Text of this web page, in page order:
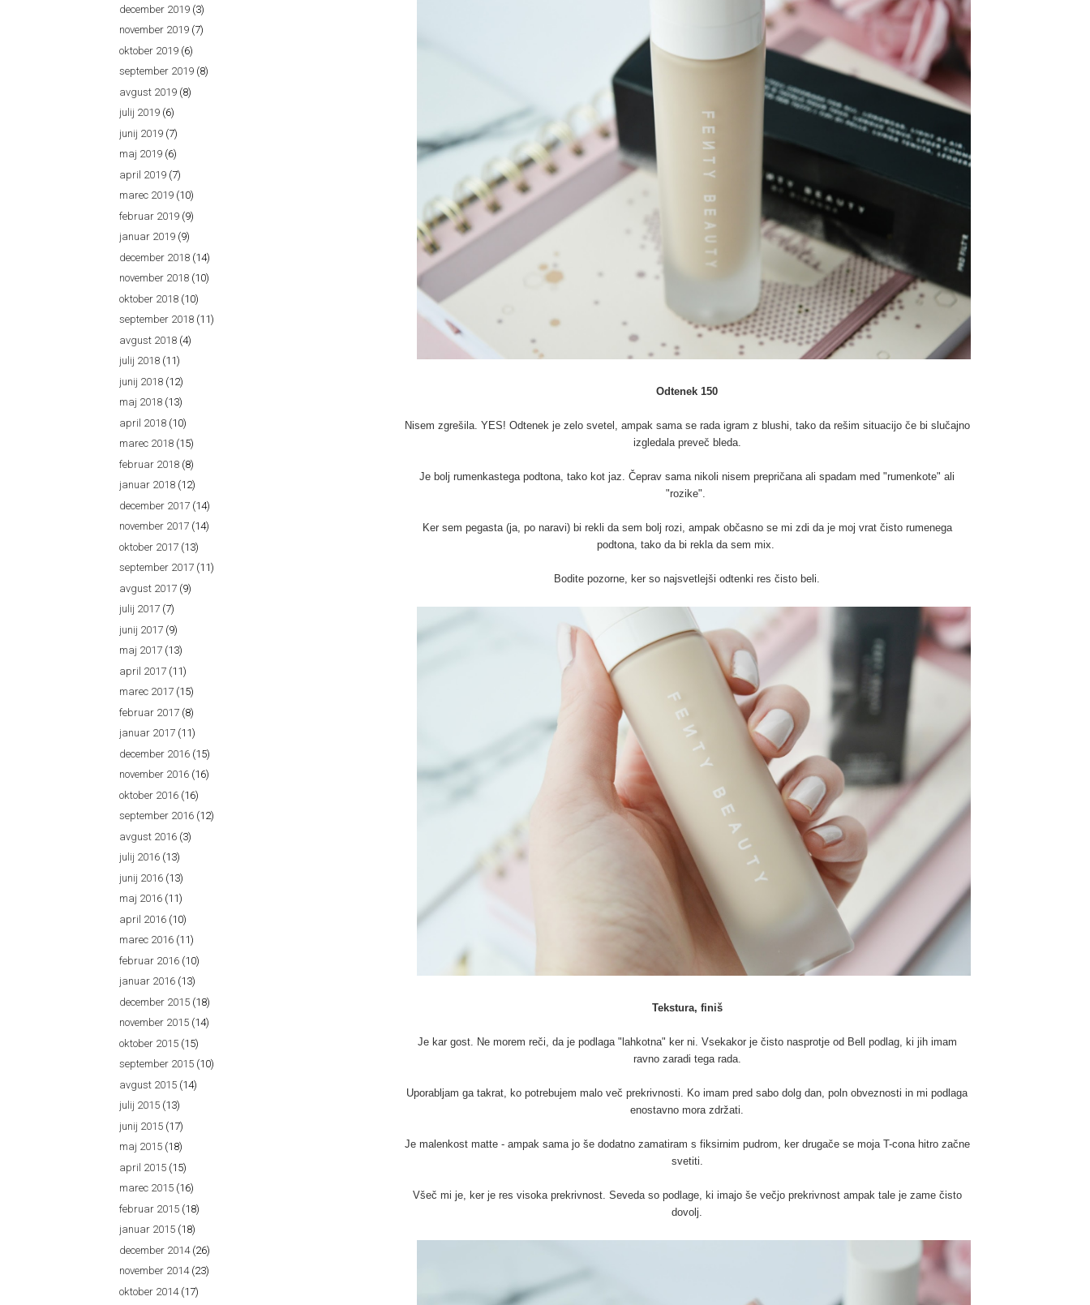
Odtenek 150
Nisem zgrešila. YES! Odtenek je zelo svetel, ampak sama se rada igram z blushi, tako da rešim situacijo če bi slučajno
izgledala preveč bleda.
Je bolj rumenkastega podtona, tako kot jaz. Čeprav sama nikoli nisem prepričana ali spadam med "rumenkote" ali
"rozike".
Ker sem pegasta (ja, po naravi) bi rekli da sem bolj rozi, ampak občasno se mi zdi da je moj vrat čisto rumenega
podtona, tako da bi rekla da sem mix.
Bodite pozorne, ker so najsvetlejši odtenki res čisto beli.
Tekstura, finiš
Je kar gost. Ne morem reči, da je podlaga "lahkotna" ker ni. Vsekakor je čisto nasprotje od Bell podlag, ki jih imam
ravno zaradi tega rada.
Uporabljam ga takrat, ko potrebujem malo več prekrivnosti. Ko imam pred sabo dolg dan, poln obveznosti in mi podlaga
enostavno mora zdržati.
Je malenkost matte - ampak sama jo še dodatno zamatiram s fiksirnim pudrom, ker drugače se moja T-cona hitro začne
svetiti.
Všeč mi je, ker je res visoka prekrivnost. Seveda so podlage, ki imajo še večjo prekrivnost ampak tale je zame čisto
dovolj.
december 2019 (3)
november 2019 (7)
oktober 2019 (6)
september 2019 (8)
avgust 2019 (8)
julij 2019 (6)
junij 2019 (7)
maj 2019 (6)
april 2019 (7)
marec 2019 (10)
februar 2019 (9)
januar 2019 (9)
december 2018 (14)
november 2018 (10)
oktober 2018 (10)
september 2018 (11)
avgust 2018 (4)
julij 2018 (11)
junij 2018 (12)
maj 2018 (13)
april 2018 (10)
marec 2018 (15)
februar 2018 (8)
januar 2018 (12)
december 2017 (14)
november 2017 (14)
oktober 2017 (13)
september 2017 (11)
avgust 2017 (9)
julij 2017 (7)
junij 2017 (9)
maj 2017 (13)
april 2017 (11)
marec 2017 (15)
februar 2017 (8)
januar 2017 (11)
december 2016 (15)
november 2016 (16)
oktober 2016 (16)
september 2016 (12)
avgust 2016 (3)
julij 2016 (13)
junij 2016 (13)
maj 2016 (11)
april 2016 (10)
marec 2016 (11)
februar 2016 (10)
januar 2016 (13)
december 2015 (18)
november 2015 (14)
oktober 2015 (15)
september 2015 (10)
avgust 2015 (14)
julij 2015 (13)
junij 2015 (17)
maj 2015 (18)
april 2015 (15)
marec 2015 (16)
februar 2015 (18)
januar 2015 (18)
december 2014(26)
november 2014(23)
oktober 2014(17)